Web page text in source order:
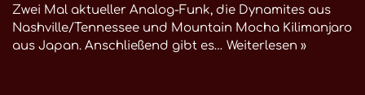
Zwei Mal aktueller Analog-Funk, die Dynamites aus
Nashville/Tennessee und Mountain Mocha Kilimanjaro
aus Japan. Anschließend gibt es… Weiterlesen »